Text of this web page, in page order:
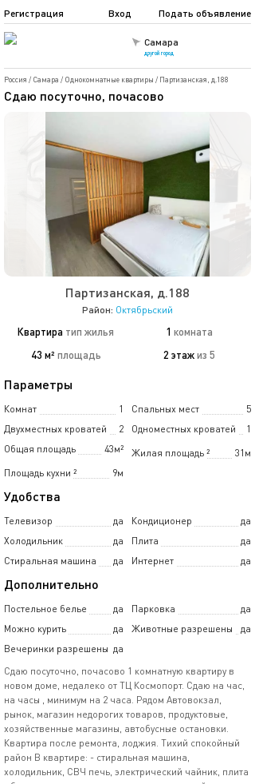
Самара
другой город
Подать объявление
Регистрация Вход
Россия / Самара / Однокомнатные квартиры / Партизанская, д.188
Сдаю посуточно, почасово
Партизанская, д.188
Район: Октябрьский
Квартира тип жилья 1 комната
43 м² площадь 2 этажиз 5
Параметры
Комнат 1 Спальных мест
5
Двухместных кроватей
2 Одноместных кроватей
1
Общая площадь
43м² Жилая площадь 31м
²
Площадь кухни
9м
²
Удобства
Телевизор да Кондиционер
да
Холодильник
да Плита
да
Стиральная машина
да Интернет да
Дополнительно
Постельное белье да Парковка
да
Можно курить
да Животные разрешены
да
Вечеринки разрешены да
Сдаю посуточно, почасово 1 комнатную квартиру в
новом доме, недалеко от ТЦ Космопорт. Сдаю на час,
на часы , минимум на 2 часа. Рядом Автовокзал,
рынок, магазин недорогих товаров, продуктовые,
хозяйственные магазины, автобусные остановки.
Квартира после ремонта, лоджия. Тихий спокойный
район В квартире: - стиральная машина,
холодильник, СВЧ печь, электрический чайник, плита